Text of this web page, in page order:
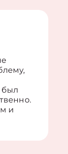
был
и